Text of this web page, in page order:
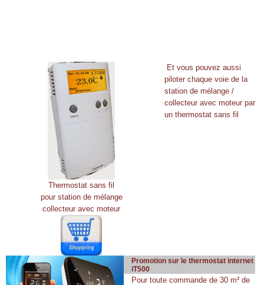
Thermostat sans fil
pour station de mélange
collecteur avec moteur
Et vous pouvez aussi
piloter chaque voie de la
station de mélange /
collecteur avec moteur par
un thermostat sans fil
Promotion sur le thermostat internet
iT500
Pour toute commande de 30 m² de